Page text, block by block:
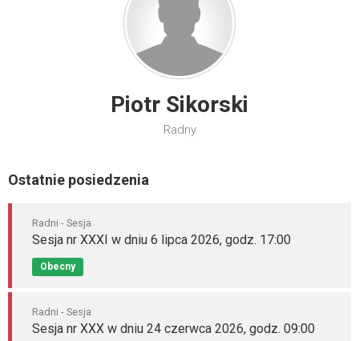
Piotr Sikorski
Radny
Ostatnie posiedzenia
Radni - Sesja
Sesja nr XXXI w dniu 6 lipca 2026, godz. 17:00
Obecny
Radni - Sesja
Sesja nr XXX w dniu 24 czerwca 2026, godz. 09:00